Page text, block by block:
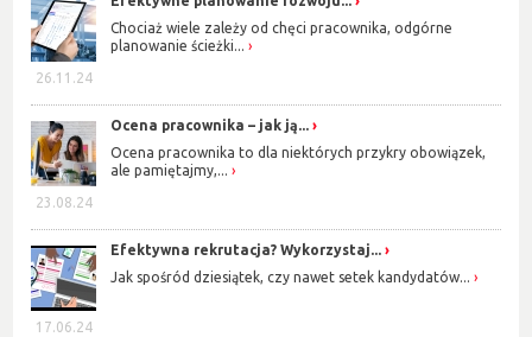
26.11.24
Chociaż wiele zależy od chęci pracownika, odgórne
planowanie ścieżki...
23.08.24
Ocena pracownika – jak ją...
Ocena pracownika to dla niektórych przykry obowiązek,
ale pamiętajmy,...
17.06.24
Efektywna rekrutacja? Wykorzystaj...
Jak spośród dziesiątek, czy nawet setek kandydatów...